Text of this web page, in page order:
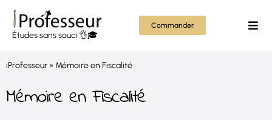
Passer
contenu
Études sans souci 👌🎓
Commander
iProfesseur» Mémoire en Fiscalité
Mémoire en Fiscalité